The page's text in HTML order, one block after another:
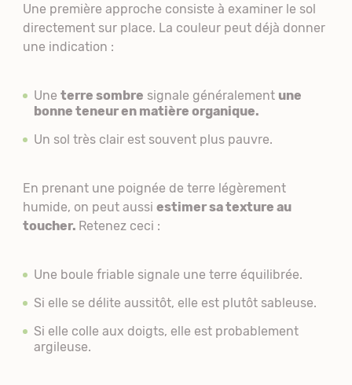
Une première approche consiste à examiner le sol
directement sur place. La couleur peut déjà donner
une indication :
Une terre sombre signale généralement une
bonne teneur en matière organique.
Un sol très clair est souvent plus pauvre.
En prenant une poignée de terre légèrement
humide, on peut aussi estimer sa texture au
toucher. Retenez ceci :
Une boule friable signale une terre équilibrée.
Si elle se délite aussitôt, elle est plutôt sableuse.
Si elle colle aux doigts, elle est probablement
argileuse.